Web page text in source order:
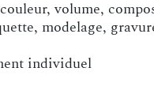
volume,
modelage,
individuel